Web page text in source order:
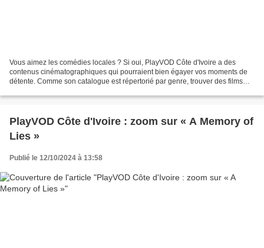
Vous aimez les comédies locales ? Si oui, PlayVOD Côte d'Ivoire a des
contenus cinématographiques qui pourraient bien égayer vos moments de
détente. Comme son catalogue est répertorié par genre, trouver des films
PlayVOD Côte d'Ivoire : zoom sur « A Memory of
Lies »
Publié le 12/10/2024 à 13:58